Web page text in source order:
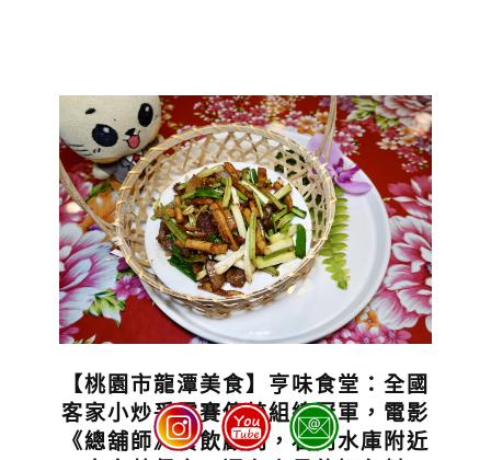
【桃園市龍潭美食】亨味食堂：全國
客家小炒爭霸賽傳統組總冠軍，電影
《總舖師》餐飲顧問，石門水庫附近